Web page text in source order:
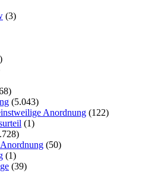
(3)
(5.043)
Anordnung (122)
(1)
(50)
(1)
(39)